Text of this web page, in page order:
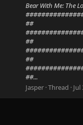
Bear With Me: The
##
##
##
##...
Jasper Thread Jul